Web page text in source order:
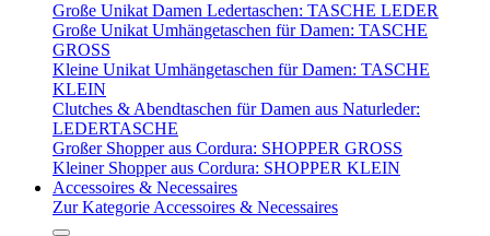
Große Unikat Damen Ledertaschen: TASCHE LEDER
Große Unikat Umhängetaschen für Damen: TASCHE
GROSS
Kleine Unikat Umhängetaschen für Damen: TASCHE
KLEIN
Clutches & Abendtaschen für Damen aus Naturleder:
LEDERTASCHE
Großer Shopper aus Cordura: SHOPPER GROSS
Kleiner Shopper aus Cordura: SHOPPER KLEIN
Accessoires & Necessaires
Zur Kategorie Accessoires & Necessaires